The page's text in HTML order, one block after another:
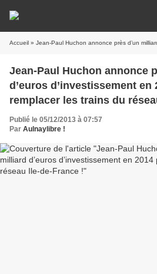
Accueil » Jean-Paul Huchon annonce près d’un milliard d’euros d’investissement
Jean-Paul Huchon annonce
d’euros d’investissement en
remplacer les trains du
Publié le 05/12/2013 à 07:57
Par Aulnaylibre !